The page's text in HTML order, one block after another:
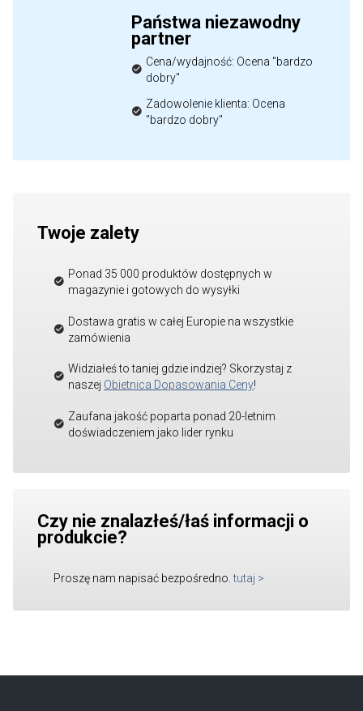
Państwa niezawodny
partner
Cena/wydajność: Ocena "bardzo
dobry"
Zadowolenie klienta: Ocena
"bardzo dobry"
Twoje zalety
Ponad 35 000 produktów dostępnych w
magazynie i gotowych do wysyłki
Dostawa gratis w całej Europie na wszystkie
zamówienia
Widziałeś to taniej gdzie indziej? Skorzystaj z
naszej Obietnica Dopasowania Ceny!
Zaufana jakość poparta ponad 20-letnim
doświadczeniem jako lider rynku
Czy nie znalazłeś/łaś informacji o
produkcie?
Proszę nam napisać bezpośredno. tutaj >